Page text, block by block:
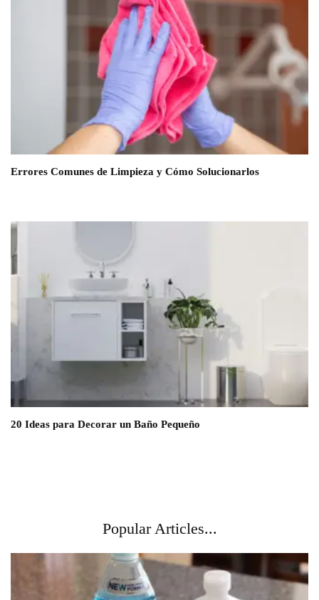
Errores Comunes de Limpieza y Cómo Solucionarlos
20 Ideas para Decorar un Baño Pequeño
Popular Articles...